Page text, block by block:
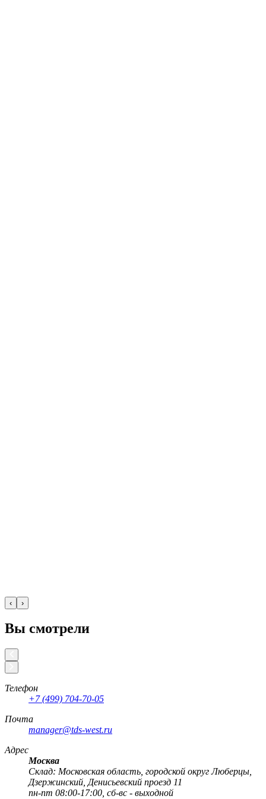
‹ ›
Вы смотрели
Телефон
+7 (499) 704-70-05
Почта
manager@tds-west.ru
Адрес
Москва
Cклад: Московская область, городской округ Люберцы,
Дзержинский, Денисьевский проезд 11
пн-пт 08:00-17:00, сб-вс - выходной